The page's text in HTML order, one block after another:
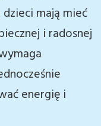
mają mieć
i radosnej
energię i